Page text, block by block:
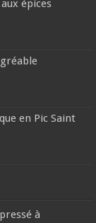
épices
en Pic Saint
à